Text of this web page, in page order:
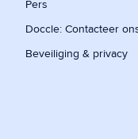
Pers
Doccle: Contacteer
Beveiliging & privacy